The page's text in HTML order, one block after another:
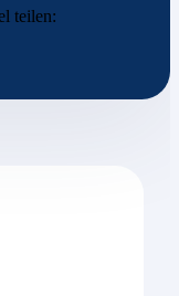
teilen: